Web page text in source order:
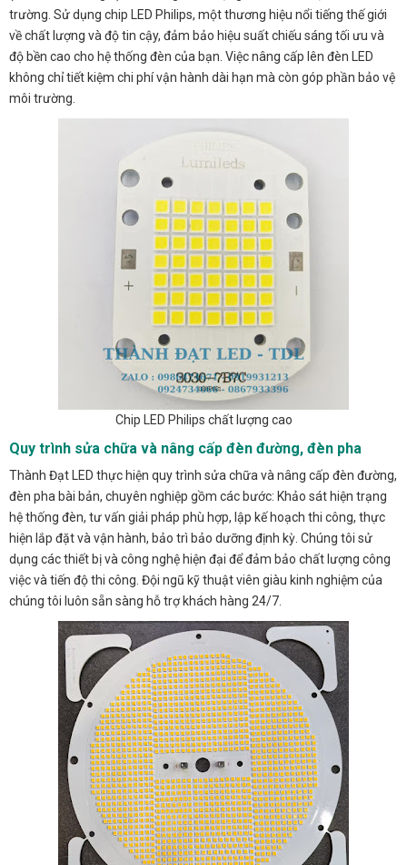
trường. Sử dụng chip LED Philips, một thương hiệu nổi tiếng thế giới
về chất lượng và độ tin cậy, đảm bảo hiệu suất chiếu sáng tối ưu và
độ bền cao cho hệ thống đèn của bạn. Việc nâng cấp lên đèn LED
không chỉ tiết kiệm chi phí vận hành dài hạn mà còn góp phần bảo vệ
môi trường.
Chip LED Philips chất lượng cao
Quy trình sửa chữa và nâng cấp đèn đường, đèn pha
Thành Đạt LED thực hiện quy trình sửa chữa và nâng cấp đèn đường,
đèn pha bài bản, chuyên nghiệp gồm các bước: Khảo sát hiện trạng
hệ thống đèn, tư vấn giải pháp phù hợp, lập kế hoạch thi công, thực
hiện lắp đặt và vận hành, bảo trì bảo dưỡng định kỳ. Chúng tôi sử
dụng các thiết bị và công nghệ hiện đại để đảm bảo chất lượng công
việc và tiến độ thi công. Đội ngũ kỹ thuật viên giàu kinh nghiệm của
chúng tôi luôn sẵn sàng hỗ trợ khách hàng 24/7.